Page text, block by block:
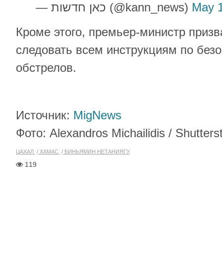
— כאן חדשות (@kann_news) May
Кроме этого, премьер-министр
следовать всем инструкциям по
обстрелов.
Источник: MigNews
Фото: Alexandros Michailidis /
ЦАХАЛ ХАМАС БИНЬЯМИН НЕТАНИЯГУ
119